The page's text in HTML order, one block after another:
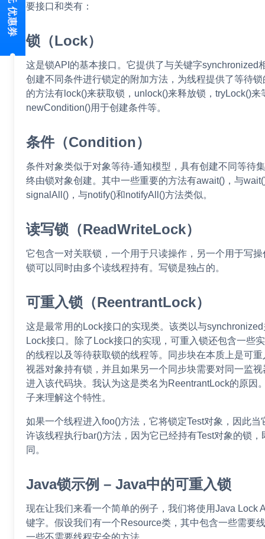
要接口和类有：
锁（Lock）
这是锁API的基本接口。它提供了与关键字synchronized
创建不同条件进行锁定的附加方法，为线程提供了等待
的方法有lock()来获取锁，unlock()来释放锁，tryLock()
newCondition()用于创建条件等。
条件（Condition）
条件对象类似于对象等待-通知模型，具有创建不同等待
终由锁对象创建。其中一些重要的方法有await()，与
signalAll()，与notify()和notifyAll()方法类似。
读写锁（ReadWriteLock）
它包含一对关联锁，一个用于只读操作，另一个用于写
锁可以同时由多个读线程持有。写锁是独占的。
可重入锁（ReentrantLock）
这是最常用的Lock接口的实现类。该类以与
Lock接口。除了Lock接口的实现，可重入锁还包含一些
的线程以及等待获取锁的线程等。同步块在本质上是可
视器对象持有锁，并且如果另一个同步块需要对同一监
进入该代码块。我认为这是类名为ReentrantLock的原因
子来理解这个特性。
如果一个线程进入foo()方法，它将锁定Test对象，因此
许该线程执行bar()方法，因为它已经持有Test对象的锁
同。
Java锁示例 – Java中的可重入锁
现在让我们来看一个简单的例子，我们将使用Java Lock
键字。假设我们有一个Resource类，其中包含一些需要
一些不需要线程安全的方法。